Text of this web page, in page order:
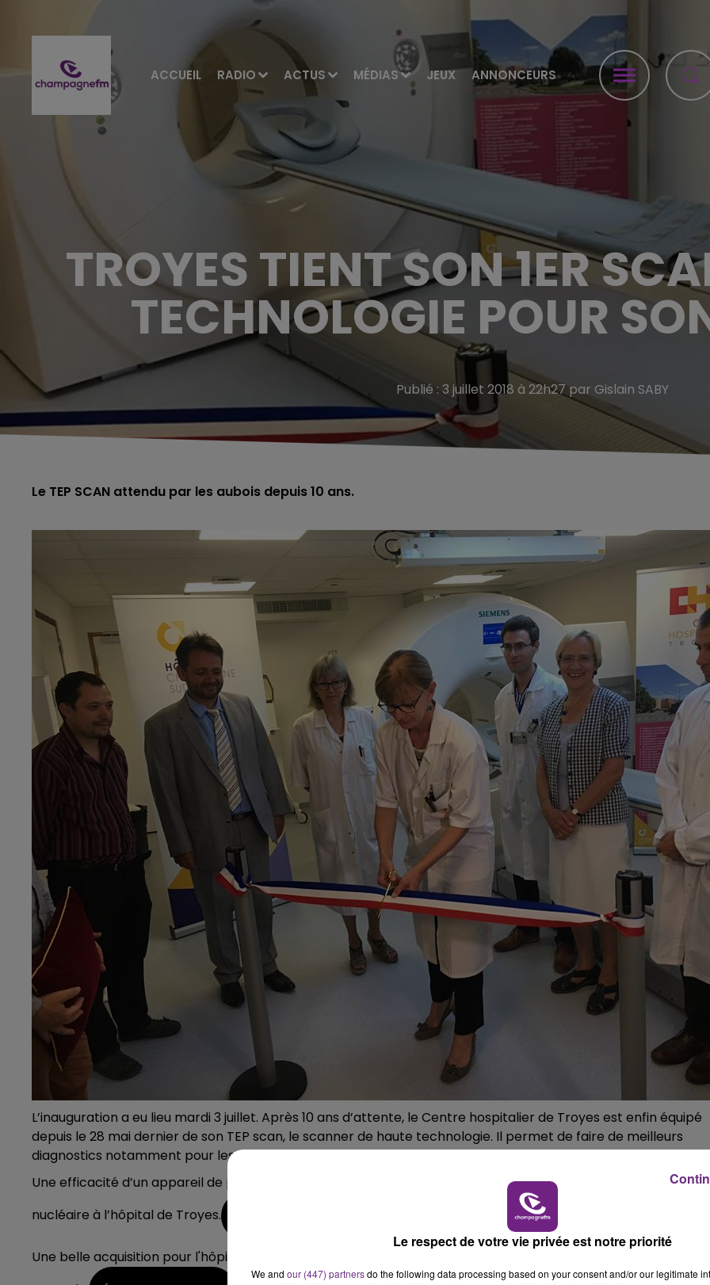
ACCUEIL RADIO ACTUS MÉDIAS JEUX ANNONCEURS
16h00 - 20h00
LE WEEK-END CHAMPAGNE FM
7h00 - 12h00
LE WEEK-END CHAMPAGNE FM
TROYES TIENT SON 1ER
TECHNOLOGIE POUR
Publié : 3 juillet 2018 à 22h27 par Gislain SABY
Le TEP SCAN attendu par les aubois depuis 10 ans.
L’inauguration a eu lieu mardi 3 juillet. Après 10 ans d’attente, le Centre hospitalier de Troyes est enfin équipé
depuis le 28 mai dernier de son TEP scan, le scanner de haute technologie. Il permet de faire de meilleurs
diagnostics notamment pour les détections de cancer ou encore des maladies neurologiques.
Une efficacité d’un appareil de pointe expliqué par Claire De La Suchere chef de service de médecine
nucléaire à l’hôpital de Troyes.
Une belle acquisition pour l'hôpital troyen, car désormais les aubois n’auront plus à se déplacer sur Reims par
FM LE WEEK-END CHAMPAGNE FM LE WEEK-END CHAMPAGNE FM
Le respect de votre vie privée est notre priorité
We and our (447) partnersdo the following data processing based on your consent and/or our legitimate